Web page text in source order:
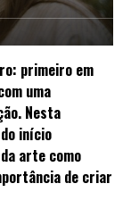
primeiro em
uma
Nesta
início
arte como
de criar